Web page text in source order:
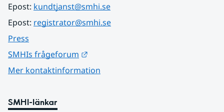
Epost: kundtjanst@smhi.se
Epost: registrator@smhi.se
Press
SMHIs frågeforum
Mer kontaktinformation
SMHI-länkar